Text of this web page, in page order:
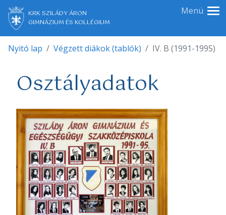
KRK SZILÁDY ÁRON
GIMNÁZIUM ÉS KOLLÉGIUM
Menü
Nyitó lap Végzett diákok (tablók) IV. B (1991-1995)
Osztályadatok